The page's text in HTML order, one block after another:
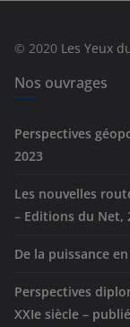
e
© 2020 Les Yeux
Nos ouvrages
Perspectives
2023
Les nouvelles
– Editions du Net,
De la puissance
Perspectives
XXIe siècle –